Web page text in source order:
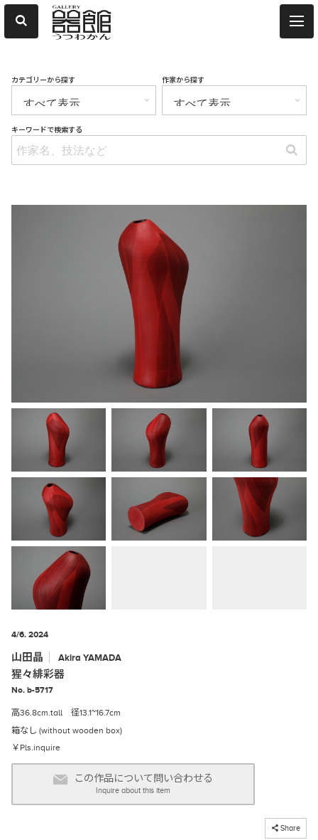
カテゴリーから探す 作家から探す
キーワードで検索する
4/6. 2024
山田晶 Akira YAMADA
猩々緋彩器
No. b-5717
高36.8cm.tall 径13.1~16.7cm
箱なし (without wooden box)
￥Pls.inquire
この作品について問い合わせる
Inquire about this item
Share
コピーしました